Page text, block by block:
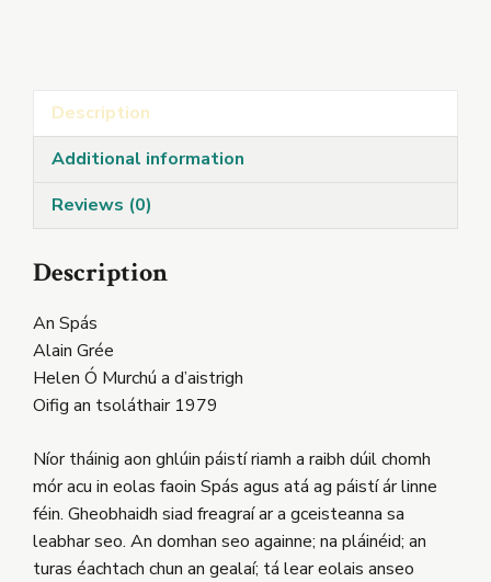
Description
Additional information
Reviews (0)
Description
An Spás
Alain Grée
Helen Ó Murchú a d’aistrigh
Oifig an tsoláthair 1979
Níor tháinig aon ghlúin páistí riamh a raibh dúil chomh
mór acu in eolas faoin Spás agus atá ag páistí ár linne
féin. Gheobhaidh siad freagraí ar a gceisteanna sa
leabhar seo. An domhan seo againne; na pláinéid; an
turas éachtach chun an gealaí; tá lear eolais anseo